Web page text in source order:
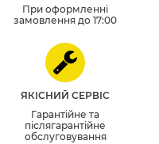
При оформленні
замовлення до 17:00
ЯКІСНИЙ СЕРВІС
Гарантійне та
післягарантійне
обслуговування